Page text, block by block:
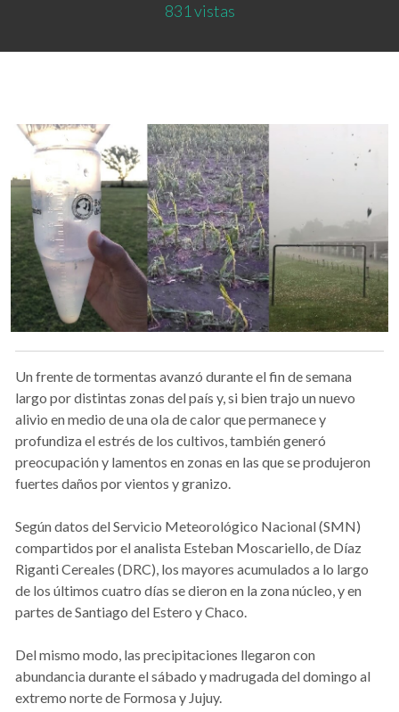
831 vistas
Un frente de tormentas avanzó durante el fin de semana
largo por distintas zonas del país y, si bien trajo un nuevo
alivio en medio de una ola de calor que permanece y
profundiza el estrés de los cultivos, también generó
preocupación y lamentos en zonas en las que se produjeron
fuertes daños por vientos y granizo.
Según datos del Servicio Meteorológico Nacional (SMN)
compartidos por el analista Esteban Moscariello, de Díaz
Riganti Cereales (DRC), los mayores acumulados a lo largo
de los últimos cuatro días se dieron en la zona núcleo, y en
partes de Santiago del Estero y Chaco.
Del mismo modo, las precipitaciones llegaron con
abundancia durante el sábado y madrugada del domingo al
extremo norte de Formosa y Jujuy.